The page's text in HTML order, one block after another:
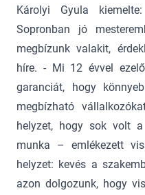
Károlyi Gyula
Sopronban jó
megbízunk valakit,
híre. - Mi 12 évvel
garanciát, hogy
megbízható
helyzet, hogy sok volt
munka – emlékezett
helyzet: kevés a
azon dolgozunk, hogy